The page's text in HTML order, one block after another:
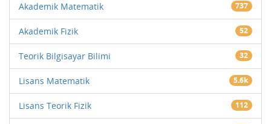
Akademik Matematik 737
Akademik Fizik 52
Teorik Bilgisayar Bilimi 32
Lisans Matematik 5.6k
Lisans Teorik Fizik 112